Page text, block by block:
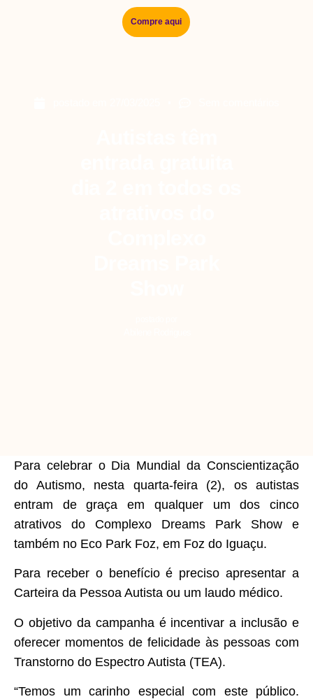
Compre aqui
Para celebrar o Dia Mundial da Conscientização
do Autismo, nesta quarta-feira (2), os autistas
entram de graça em qualquer um dos cinco
atrativos do Complexo Dreams Park Show e
também no Eco Park Foz, em Foz do Iguaçu.
Para receber o benefício é preciso apresentar a
Carteira da Pessoa Autista ou um laudo médico.
O objetivo da campanha é incentivar a inclusão e
oferecer momentos de felicidade às pessoas com
Transtorno do Espectro Autista (TEA).
“Temos um carinho especial com este público.